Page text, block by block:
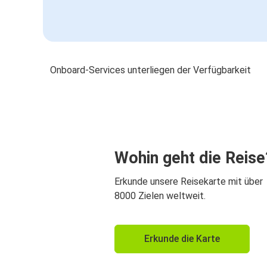
Onboard-Services unterliegen der Verfügbarkeit
Wohin geht die
Erkunde unsere Reisekarte mit über
8000 Zielen weltweit.
Erkunde die Karte